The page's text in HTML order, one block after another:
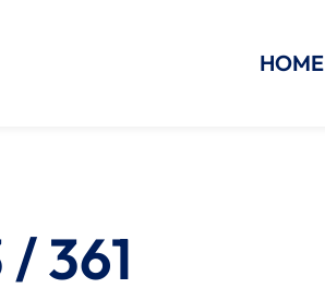
HOME
361